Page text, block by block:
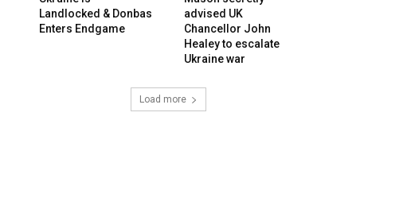
Landlocked & Donbas
Enters Endgame
advised UK
Chancellor John
Healey to escalate
Ukraine war
Load more